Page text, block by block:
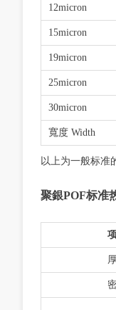
12micron
15micron
19micron
25micron
30micron
寬度 Width
以上为一般标准
聚銀POF标准